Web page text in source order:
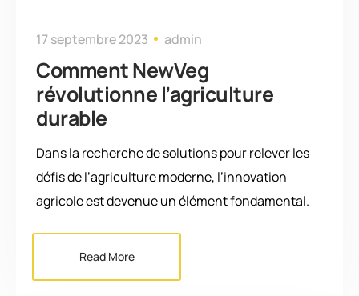
17 septembre 2023 admin
Comment NewVeg
révolutionne l’agriculture
durable
Dans la recherche de solutions pour relever les
défis de l’agriculture moderne, l’innovation
agricole est devenue un élément fondamental.
Read More